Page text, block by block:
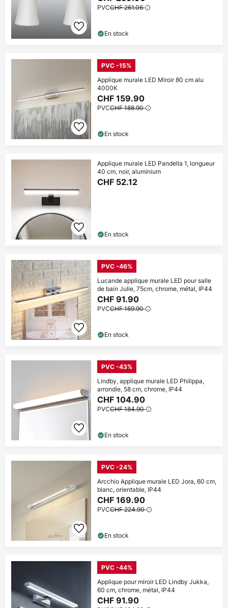
PVCCHF 261.06
En stock
PVC -15%
Applique murale LED Miroir 80 cm alu
4000K
CHF 159.90
PVCCHF 188.90
En stock
Applique murale LED Pandella 1, longueur
40 cm, noir, aluminium
CHF 52.12
En stock
PVC -46%
Lucande applique murale LED pour salle
de bain Julie, 75cm, chrome, métal, IP44
CHF 91.90
PVCCHF 169.90
En stock
PVC -43%
Lindby, applique murale LED Philippa,
arrondie, 58 cm, chrome, IP44
CHF 104.90
PVCCHF 184.90
En stock
PVC -24%
Arcchio Applique murale LED Jora, 60 cm,
blanc, orientable, IP44
CHF 169.90
PVCCHF 224.90
En stock
PVC -44%
Applique pour miroir LED Lindby Jukka,
60 cm, chrome, métal, IP44
CHF 91.90